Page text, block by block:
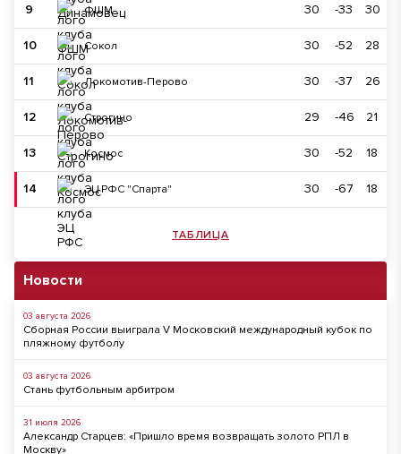
9 ФШМ 30 -33 30
10 Сокол 30 -52 28
11 Локомотив-Перово 30 -37 26
12 Строгино 29 -46 21
13 Космос 30 -52 18
14 ЭЦ РФС "Спарта" 30 -67 18
ТАБЛИЦА
Новости
03 августа 2026
Сборная России выиграла V Московский международный кубок по
пляжному футболу
03 августа 2026
Стань футбольным арбитром
31 июля 2026
Александр Старцев: «Пришло время возвращать золото РПЛ в
Москву»